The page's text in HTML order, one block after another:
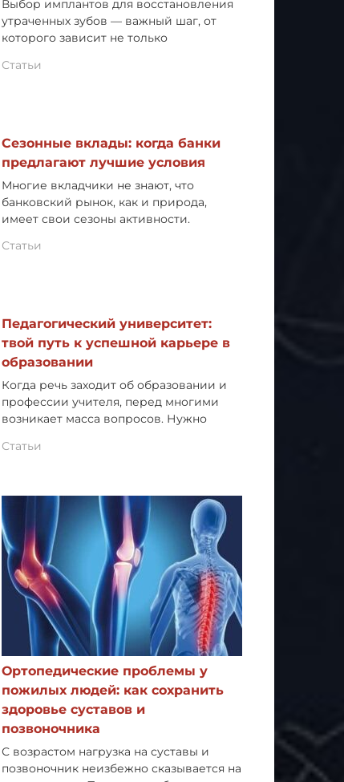
Выбор имплантов для восстановления
утраченных зубов — важный шаг, от
которого зависит не только
Статьи
Сезонные вклады: когда банки
предлагают лучшие условия
Многие вкладчики не знают, что
банковский рынок, как и природа,
имеет свои сезоны активности.
Статьи
Педагогический университет:
твой путь к успешной карьере в
образовании
Когда речь заходит об образовании и
профессии учителя, перед многими
возникает масса вопросов. Нужно
Статьи
Ортопедические проблемы у
пожилых людей: как сохранить
здоровье суставов и
позвоночника
С возрастом нагрузка на суставы и
позвоночник неизбежно сказывается на